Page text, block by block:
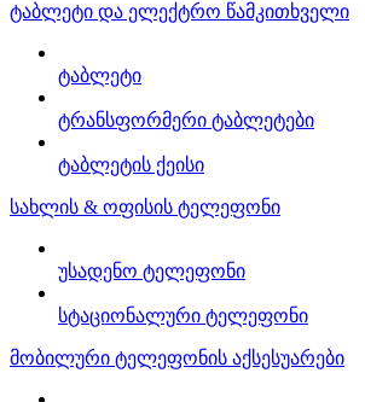
ტაბლეტი და ელექტრო წამკითხველი
ტაბლეტი
ტრანსფორმერი ტაბლეტები
ტაბლეტის ქეისი
სახლის & ოფისის ტელეფონი
უსადენო ტელეფონი
სტაციონალური ტელეფონი
მობილური ტელეფონის აქსესუარები